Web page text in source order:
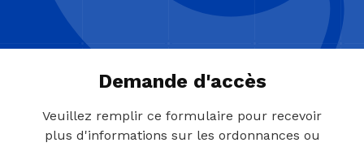
Demande d'accès
Veuillez remplir ce formulaire pour recevoir
plus d'informations sur les ordonnances ou